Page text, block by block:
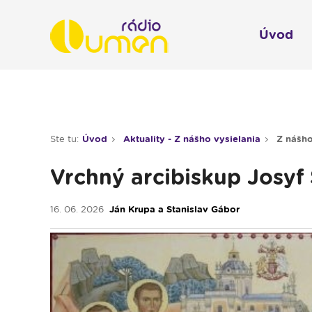
Ste tu: Úvod Aktuality - Z nášho vysielania Z
Vrchný arcibiskup Josyf
16. 06. 2026 Ján Krupa a Stanislav Gábor
Úvod
Moderované relácie
Pre deti
Piesne na želanie
Rubriky
Modlitba